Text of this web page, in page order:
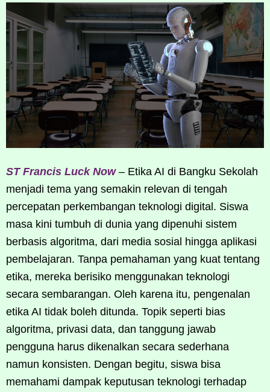
ST Francis Luck Now– Etika AI di Bangku Sekolah
menjadi tema yang semakin relevan di tengah
percepatan perkembangan teknologi digital. Siswa
masa kini tumbuh di dunia yang dipenuhi sistem
berbasis algoritma, dari media sosial hingga aplikasi
pembelajaran. Tanpa pemahaman yang kuat tentang
etika, mereka berisiko menggunakan teknologi
secara sembarangan. Oleh karena itu, pengenalan
etika AI tidak boleh ditunda. Topik seperti bias
algoritma, privasi data, dan tanggung jawab
pengguna harus dikenalkan secara sederhana
namun konsisten. Dengan begitu, siswa bisa
memahami dampak keputusan teknologi terhadap